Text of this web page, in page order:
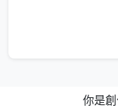
你是創